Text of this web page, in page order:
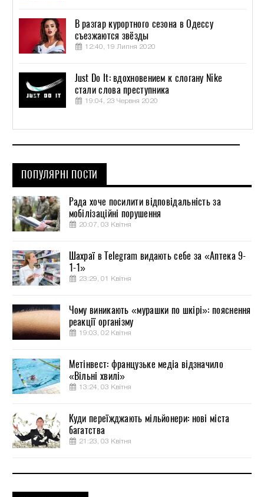
В разгар курортного сезона в Одессу
съезжаются звёзды
12:40, 19 Липня 2020
Just Do It: вдохновением к слогану Nike
стали слова преступника
19:04, 23 Червня 2020
ПОПУЛЯРНІ ПОСТИ
Рада хоче посилити відповідальність за
мобілізаційні порушення
20:07, 03 Квітня
Шахраї в Telegram видають себе за «Аптека 9-
1-1»
23:29, 01 Квітня
Чому виникають «мурашки по шкірі»: пояснення
реакції організму
19:03, 02 Квітня
Метінвест: французьке медіа відзначило
«Вільні хвилі»
13:24, 03 Квітня
Куди переїжджають мільйонери: нові міста
багатства
21:23, 03 Квітня